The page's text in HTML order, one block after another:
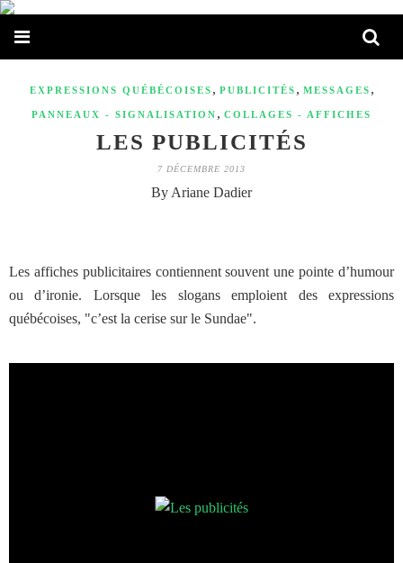
EXPRESSIONS QUÉBÉCOISES , PUBLICITÉS , MESSAGES ,
PANNEAUX - SIGNALISATION , COLLAGES - AFFICHES
LES PUBLICITÉS
7 DÉCEMBRE 2013
By Ariane Dadier
Les affiches publicitaires contiennent souvent une pointe d’humour
ou d’ironie. Lorsque les slogans emploient des expressions
québécoises, "c’est la cerise sur le Sundae".